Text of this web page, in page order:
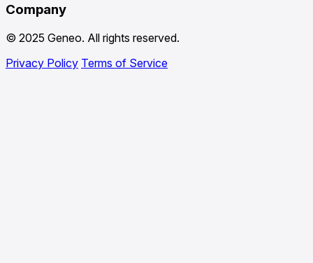
Company
© 2025 Geneo. All rights reserved.
Privacy Policy Terms of Service